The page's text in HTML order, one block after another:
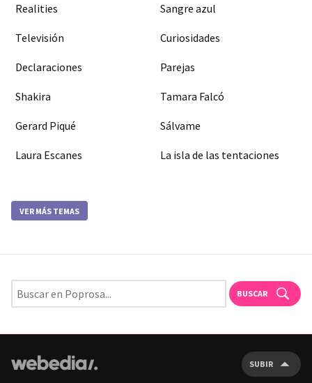
Realities Sangre azul
Televisión Curiosidades
Declaraciones Parejas
Shakira Tamara Falcó
Gerard Piqué Sálvame
Laura Escanes La isla de las tentaciones
VER MÁS TEMAS
BUSCAR
SUBIR